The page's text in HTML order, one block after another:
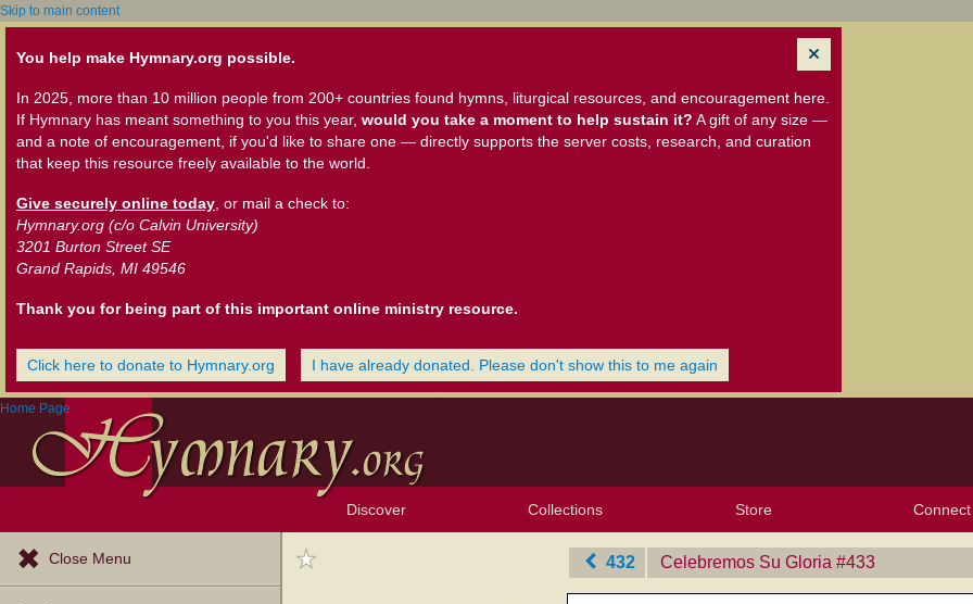
Skip to main content
You help make Hymnary.org possible.
In 2025, more than 10 million people from 200+ countries found hymns, liturgical resources, and encouragement here.
If Hymnary has meant something to you this year, would you take a moment to help sustain it? A gift of any size —
and a note of encouragement, if you'd like to share one — directly supports the server costs, research, and curation
that keep this resource freely available to the world.
Give securely online today , or mail a check to:
Hymnary.org (c/o Calvin University)
3201 Burton Street SE
Grand Rapids, MI 49546
Thank you for being part of this important online ministry resource.
Click here to donate to Hymnary.org I have already donated. Please don't show this to me again
Home Page
Discover
Tunes
Instances
People
Hymnals
Collections
My Starred Hymns
My FlexScores
My Hymnals
My Purchased Files
Store Connect
Close Menu 432 Celebremos Su Gloria ‎#433